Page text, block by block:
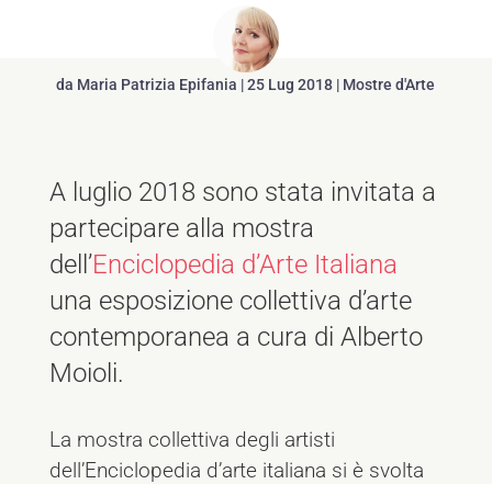
da Maria Patrizia Epifania |25 Lug 2018 | Mostre d'Arte
A luglio 2018 sono stata invitata a
partecipare alla mostra
dell’Enciclopedia d’Arte Italiana
una esposizione collettiva d’arte
contemporanea a cura di Alberto
Moioli.
La mostra collettiva degli artisti
dell’Enciclopedia d’arte italiana si è svolta